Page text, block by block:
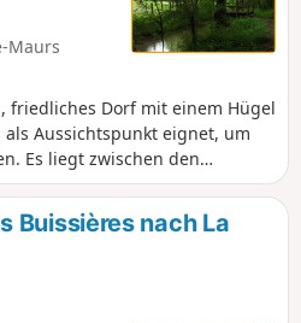
Maurs
friedliches Dorf mit einem Hügel
Aussichtspunkt eignet, um
Es liegt zwischen den
(zwei Schulen, zwei
Das Departement Lot ist
Die vorgeschlagene Route ist
Wanderung, die im Frühling
und fotografische Tour genutzt
Buissières nach La